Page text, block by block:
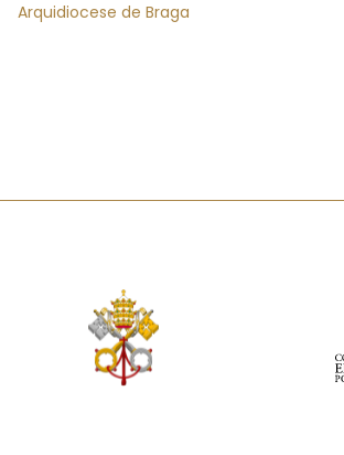
Arquidiocese de Braga